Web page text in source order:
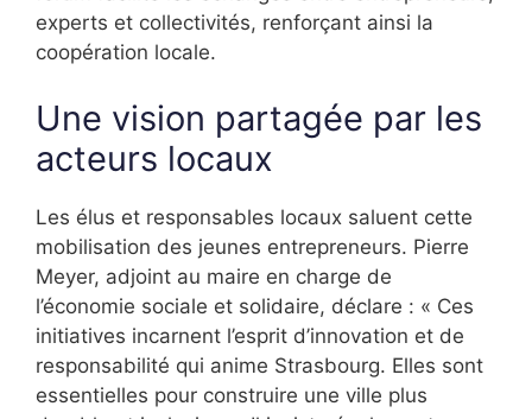
experts et collectivités, renforçant ainsi la
coopération locale.
Une vision partagée par les
acteurs locaux
Les élus et responsables locaux saluent cette
mobilisation des jeunes entrepreneurs. Pierre
Meyer, adjoint au maire en charge de
l’économie sociale et solidaire, déclare : « Ces
initiatives incarnent l’esprit d’innovation et de
responsabilité qui anime Strasbourg. Elles sont
essentielles pour construire une ville plus